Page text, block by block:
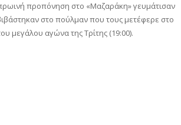
πρωινή προπόνηση στο «Μαζαράκη» γευμάτισαν
στο πούλμαν που τους μετέφερε στο
μεγάλου αγώνα της Τρίτης (19:00).